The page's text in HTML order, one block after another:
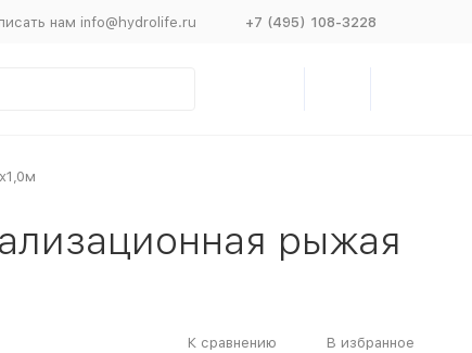
нам info@hydrolife.ru +7 (495) 108-3228
рыжая
К сравнению В избранное